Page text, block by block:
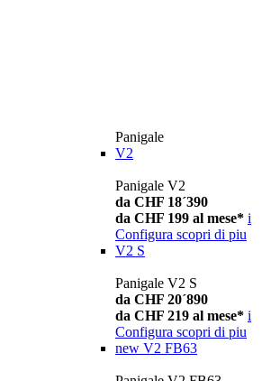
Panigale
V2
Panigale V2
da CHF 18´390
da CHF 199 al mese* i
Configura scopri di piu
V2 S
Panigale V2 S
da CHF 20´890
da CHF 219 al mese* i
Configura scopri di piu
new V2 FB63